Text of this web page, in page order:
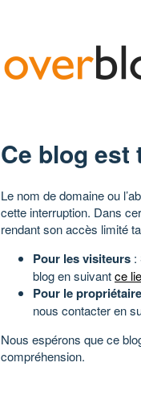
Ce blog
Le nom de domaine ou
cette interruption. Dans
rendant son accès limité
Pour les visiteurs :
blog en suivantce
Pour le propriétaire
nous contacter en
Nous espérons que ce
compréhension.